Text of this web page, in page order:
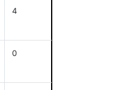
4
0